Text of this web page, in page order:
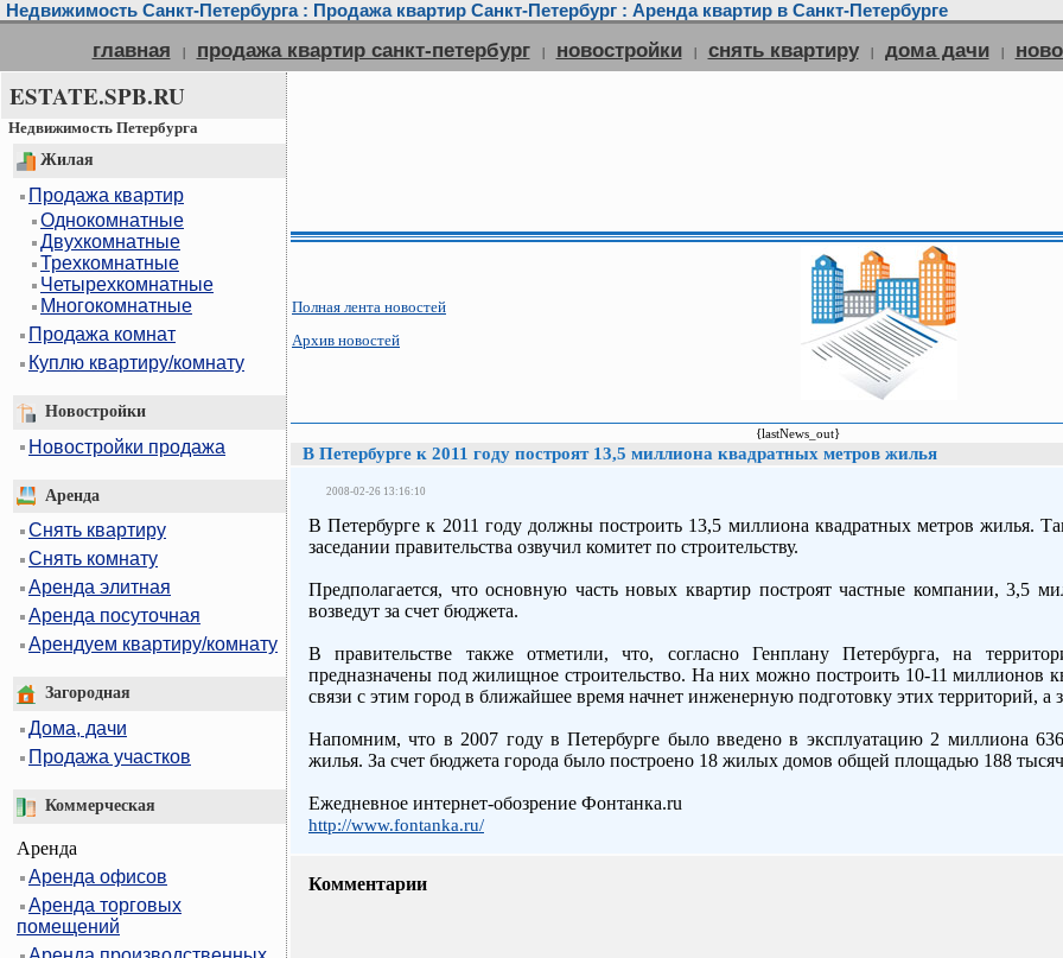
Недвижимость Санкт-Петербурга : Продажа квартир Санкт-Петербург : Аренда квартир в Санкт-Петербурге
главная | продажа квартир санкт-петербург | новостройки | снять квартиру | дома дачи |
ESTATE.SPB.RU
Недвижимость Петербурга
Жилая
Продажа квартир
Однокомнатные
Двухкомнатные
Трехкомнатные
Четырехкомнатные
Многокомнатные
Продажа комнат
Куплю квартиру/комнату
Новостройки
Новостройки продажа
Аренда
Снять квартиру
Снять комнату
Аренда элитная
Аренда посуточная
Арендуем квартиру/комнату
Загородная
Дома, дачи
Продажа участков
Коммерческая
Аренда
Аренда офисов
Аренда торговых
помещений
Полная лента новостей
Архив новостей
{lastNews_out}
В Петербурге к 2011 году построят 13,5 миллиона квадратных метров жилья
2008-02-26 13:16:10
В Петербурге к 2011 году должны построить 13,5 миллиона квадратных метров жилья.
заседании правительства озвучил комитет по строительству.
Предполагается, что основную часть новых квартир построят частные компании, 3,5
возведут за счет бюджета.
В правительстве также отметили, что, согласно Генплану Петербурга, на
предназначены под жилищное строительство. На них можно построить 10-11 миллионов
связи с этим город в ближайшее время начнет инженерную подготовку этих территорий, а
Напомним, что в 2007 году в Петербурге было введено в эксплуатацию 2 миллиона
жилья. За счет бюджета города было построено 18 жилых домов общей площадью 188
Ежедневное интернет-обозрение Фонтанка.ru
http://www.fontanka.ru/
Комментарии